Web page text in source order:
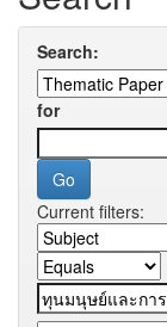
Search:
for
Current filters: